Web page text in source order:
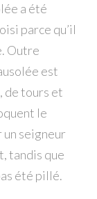
a été
parce qu’il
Outre
est
de tours et
le
un seigneur
tandis que
été pillé.